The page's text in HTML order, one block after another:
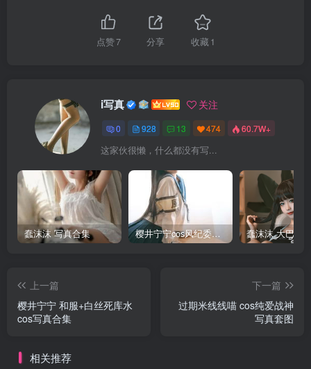
点赞7 分享 收藏1
i写真 关注
0 928 13 474 60.7W+
这家伙很懒，什么都没有写...
蠢沫沫 写真合集 樱井宁宁cos风纪委员写真套图
上一篇
樱井宁宁 和服+白丝死库水
cos写真合集
下一篇
过期米线线喵 cos纯爱战神
写真套图
相关推荐